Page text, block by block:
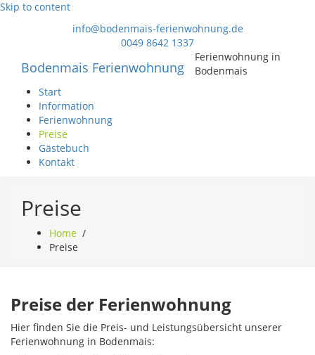
Skip to content
info@bodenmais-ferienwohnung.de
0049 8642 1337
Bodenmais Ferienwohnung
Ferienwohnung in
Bodenmais
Start
Information
Ferienwohnung
Preise
Gästebuch
Kontakt
Preise
Home /
Preise
Preise der Ferienwohnung
Hier finden Sie die Preis- und Leistungsübersicht unserer
Ferienwohnung in Bodenmais: